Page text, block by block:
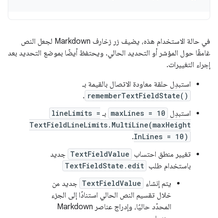
في حالة الاستخدام هذه، يضيف زر زخارف Markdown لجعل النص
غامقًا حول المؤشر أو التحديد الحالي. ويحتفظ أيضًا بموضع التحديد بعد
إجراء التغييرات.
استبدِل حلقة معاودة الاتصال بالقيمة بـ
rememberTextFieldState()
.
استبدِل maxLines = 10 بـ lineLimits =
TextFieldLineLimits.MultiLine(maxHeight
InLines = 10)
.
تغيير منطق احتساب TextFieldValue جديد
باستخدام طلب TextFieldState.edit
يتم إنشاء TextFieldValue جديد من
خلال تقسيم النص الحالي استنادًا إلى الجزء
المحدّد حاليًا، وإدراج عناصر Markdown